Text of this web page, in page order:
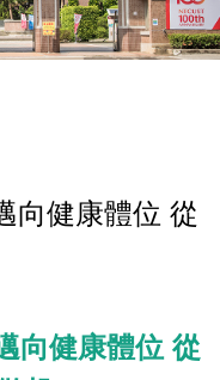
向健康體位 從
向健康體位 從